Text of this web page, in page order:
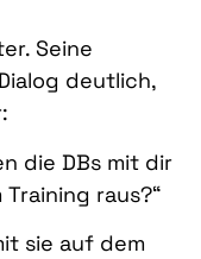
Seine
deutlich,
die DBs mit dir
raus?“
sie auf dem